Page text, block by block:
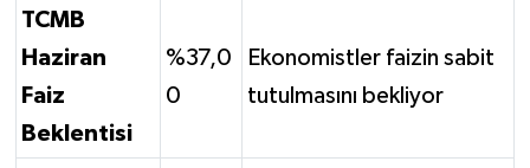
TCMB
Haziran
Faiz
Beklentisi
%37,0
0
Ekonomistler faizin sabit
tutulmasını bekliyor